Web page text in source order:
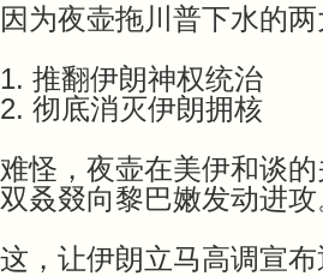
因为夜壶拖川普下水的
1. 推翻伊朗神权统治
2. 彻底消灭伊朗拥核
难怪，夜壶在美伊和谈
双叒叕向黎巴嫩发动进攻
这，让伊朗立马高调宣布